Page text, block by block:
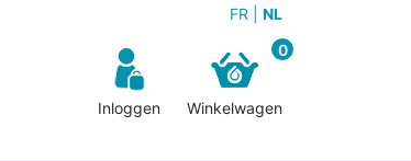
FR NL
Inloggen
0
Winkelwagen